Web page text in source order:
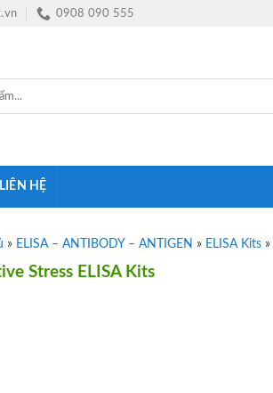
0908 090 555
LIÊN HỆ
» ELISA – ANTIBODY – ANTIGEN » ELISA Kits»
Stress ELISA Kits